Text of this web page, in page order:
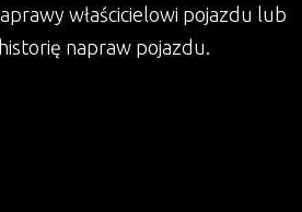
właścicielowi pojazdu lub
napraw pojazdu.